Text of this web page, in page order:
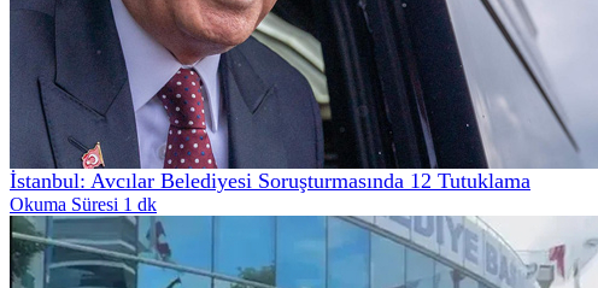
İstanbul: Avcılar Belediyesi Soruşturmasında 12 Tutuklama
Okuma Süresi 1 dk